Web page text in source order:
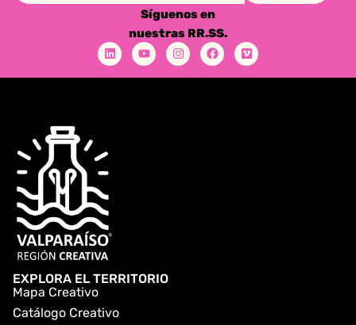
Síguenos en
nuestras RR.SS.
EXPLORA EL TERRITORIO
Mapa Creativo
Catálogo Creativo